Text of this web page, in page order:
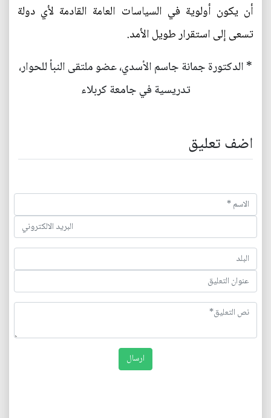
أن يكون أولوية في السياسات العامة القادمة لأي دولة
تسعى إلى استقرار طويل الأمد.
* الدكتورة جمانة جاسم الأسدي، عضو ملتقى النبأ للحوار،
تدريسية في جامعة كربلاء
اضف تعليق